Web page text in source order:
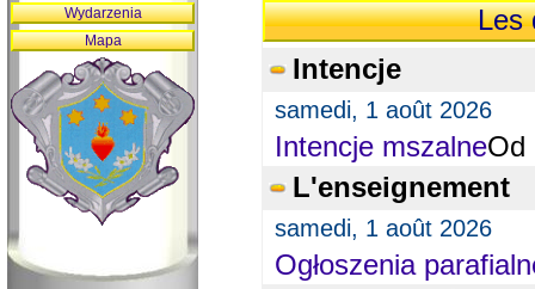
Les
Intencje
samedi, 1 août 2026
Intencje mszalneOd
L'enseignement
samedi, 1 août 2026
Ogłoszenia
Wydarzenia
Mapa